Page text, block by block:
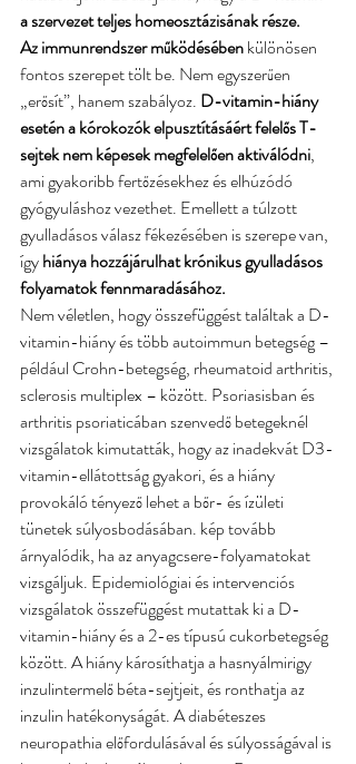
a szervezet teljes homeosztázisának része.
Az immunrendszer működésében különösen
fontos szerepet tölt be. Nem egyszerűen
„erősít”, hanem szabályoz. D-vitamin-hiány
esetén a kórokozók elpusztításáért felelős T-
sejtek nem képesek megfelelően aktiválódni,
ami gyakoribb fertőzésekhez és elhúzódó
gyógyuláshoz vezethet. Emellett a túlzott
gyulladásos válasz fékezésében is szerepe van,
így hiánya hozzájárulhat krónikus gyulladásos
folyamatok fennmaradásához.
Nem véletlen, hogy összefüggést találtak a D-
vitamin-hiány és több autoimmun betegség –
például Crohn-betegség, rheumatoid arthritis,
sclerosis multiplex – között. Psoriasisban és
arthritis psoriaticában szenvedő betegeknél
vizsgálatok kimutatták, hogy az inadekvát D3-
vitamin-ellátottság gyakori, és a hiány
provokáló tényező lehet a bőr- és ízületi
tünetek súlyosbodásában. kép tovább
árnyalódik, ha az anyagcsere-folyamatokat
vizsgáljuk. Epidemiológiai és intervenciós
vizsgálatok összefüggést mutattak ki a D-
vitamin-hiány és a 2-es típusú cukorbetegség
között. A hiány károsíthatja a hasnyálmirigy
inzulintermelő béta-sejtjeit, és ronthatja az
inzulin hatékonyságát. A diabéteszes
neuropathia előfordulásával és súlyosságával is